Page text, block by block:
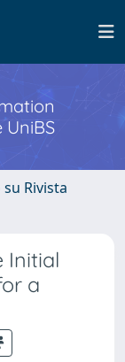
UniBS
Rivista
Initial
a